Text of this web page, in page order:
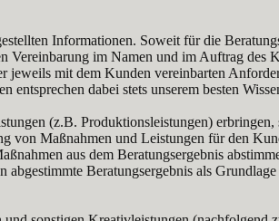
Informationen. Soweit für die
Vereinbarung im Namen und im Auftrag des
mit dem Kunden vereinbarten
dabei stets unserem besten
(z.B. Produktionsleistungen)
Maßnahmen und Leistungen für den
aus dem Beratungsergebnis
Beratungsergebnis als Grundlage